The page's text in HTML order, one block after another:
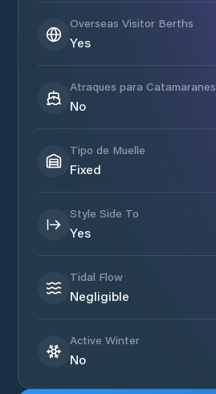
Overseas Visitor Berths
Yes
Atraques para Catamaranes
No
Tipo de Muelle
Fixed
Style Side To
Yes
Tidal Flow
Negligible
Active Winter
No